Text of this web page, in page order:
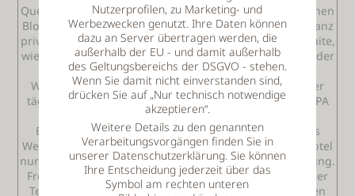
Quellwasser-Schwall, Liegen und einer original Finnischen
Blocksauna. Wellness zu jeder Tages- und Nachtzeit, ganz
privat und ungestört! Buchbar ist die Wald-Wellness-Suite,
wie alle anderen Unterkünfte auch, mit Halbpension, oder
mit der Hot-Winter-Wellness-Pauschale. Die
Wellnesseinrichtungen des Hotels, vom Relaxpool, der
täglich 24 Stunden geöffnet ist, über das Panorama-SPA
mit vier Saunen bis zu Massagen und
Beautyanwendungen mit besten Händen runden das
Wellnesserlebnis im Thula Wellnesshotel ab. Da das Hotel
nur 41 Betten hat empfiehlt sich eine frühzeitige Buchung.
Frei Zimmer können über die Online-Buchung, oder per
Telefon unter 09904/8110990 erfragt werden. Für einen
Nutzerprofilen, zu Marketing- und
Werbezwecken genutzt. Ihre Daten können
dazu an Server übertragen werden, die
außerhalb der EU - und damit außerhalb
des Geltungsbereichs der DSGVO - stehen.
Wenn Sie damit nicht einverstanden sind,
drücken Sie auf „Nur technisch notwendige
akzeptieren“.
Weitere Details zu den genannten
Verarbeitungsvorgängen finden Sie in
unserer Datenschutzerklärung. Sie können
Ihre Entscheidung jederzeit über das
Symbol am rechten unteren